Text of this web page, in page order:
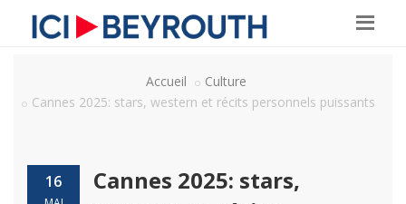
Accueil
Culture
Cannes 2025: stars, western et récits personnels puissants
16
Cannes 2025: stars,